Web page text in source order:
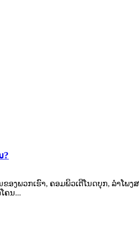
?
ງພວກເຮົາ, ຄອມພິວເຕີໂນດບຸກ, ລຳໂພ
ຄນ...